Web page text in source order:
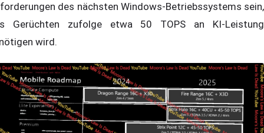
des nächsten Windows-Betriebssystems sein,
Gerüchten zufolge etwa 50 TOPS an KI-Leistung
wird.